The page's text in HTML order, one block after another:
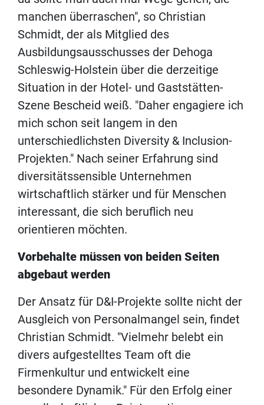
manchen überraschen", so Christian
Schmidt, der als Mitglied des
Ausbildungsausschusses der Dehoga
Schleswig-Holstein über die derzeitige
Situation in der Hotel- und Gaststätten-
Szene Bescheid weiß. "Daher engagiere ich
mich schon seit langem in den
unterschiedlichsten Diversity & Inclusion-
Projekten." Nach seiner Erfahrung sind
diversitätssensible Unternehmen
wirtschaftlich stärker und für Menschen
interessant, die sich beruflich neu
orientieren möchten.
Vorbehalte müssen von beiden Seiten
abgebaut werden
Der Ansatz für D&I-Projekte sollte nicht der
Ausgleich von Personalmangel sein, findet
Christian Schmidt. "Vielmehr belebt ein
divers aufgestelltes Team oft die
Firmenkultur und entwickelt eine
besondere Dynamik." Für den Erfolg einer